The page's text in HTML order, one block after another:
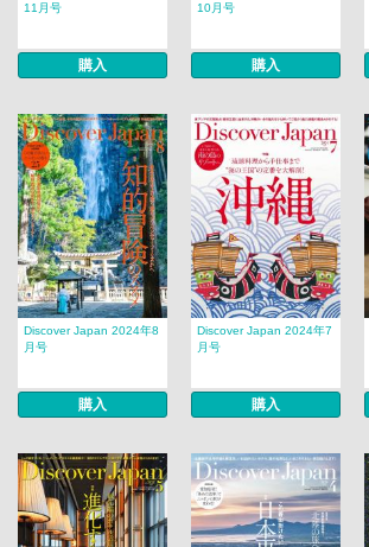
11月号
購入
10月号
購入
Discover Japan 2024年8
月号
購入
Discover Japan 2024年7
月号
購入